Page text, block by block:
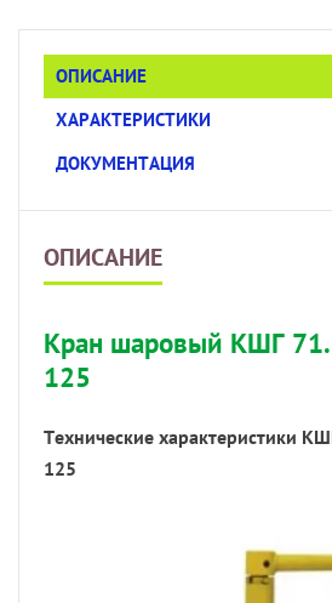
ОПИСАНИЕ
ХАРАКТЕРИСТИКИ
ДОКУМЕНТАЦИЯ
ОПИСАНИЕ
Кран шаровый КШГ
125
Технические характеристики
125